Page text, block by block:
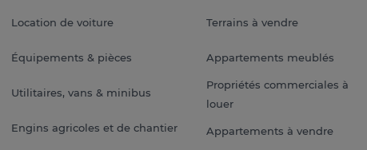
Location de voiture
Équipements & pièces
Utilitaires, vans & minibus
Engins agricoles et de chantier
Terrains à vendre
Appartements meublés
Propriétés commerciales à
louer
Appartements à vendre